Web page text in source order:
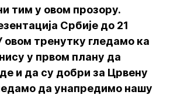
тим у овом прозору.
Србије до 21
овом тренутку гледамо ка
у првом плану да
и да су добри за Црвену
да унапредимо нашу